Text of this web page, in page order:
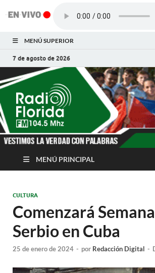
MENÚ SUPERIOR
7 de agosto de 2026
Radio
Cuba
Noticias y
MENÚ PRINCIPAL
CULTURA
Comenzará
Serbio en Cuba
25 de enero de 2024 - por Redacción Digital -